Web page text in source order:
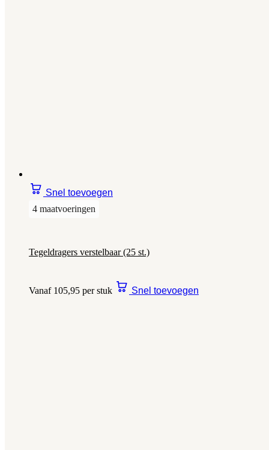
Snel toevoegen
4 maatvoeringen
Tegeldragers verstelbaar (25 st.)
Vanaf 105,95 per stuk Snel toevoegen